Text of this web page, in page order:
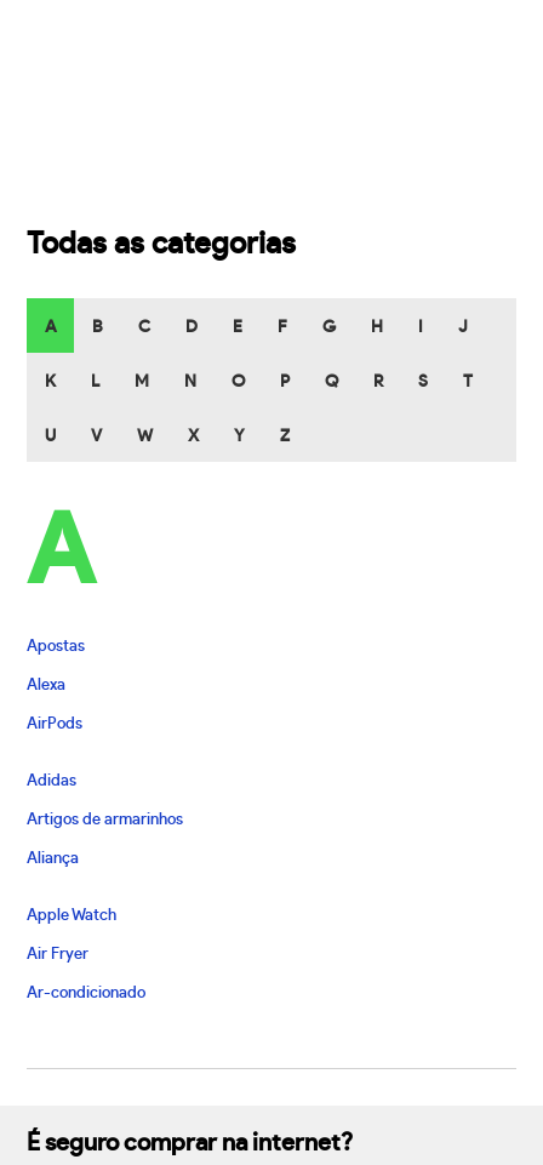
Todas as categorias
A B C D E F G H J
K L M N O P Q R S T
U V W X Y Z
A
Apostas
Alexa
AirPods
Adidas
Artigos de armarinhos
Aliança
Apple Watch
Air Fryer
Ar-condicionado
É seguro comprar na internet?